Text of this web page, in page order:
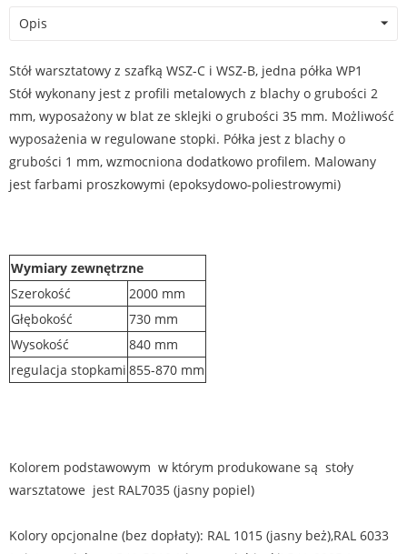
Opis
Stół warsztatowy z szafką WSZ-C i WSZ-B, jedna półka WP1
Stół wykonany jest z profili metalowych z blachy o grubości 2
mm, wyposażony w blat ze sklejki o grubości 35 mm. Możliwość
wyposażenia w regulowane stopki. Półka jest z blachy o
grubości 1 mm, wzmocniona dodatkowo profilem. Malowany
jest farbami proszkowymi (epoksydowo-poliestrowymi)
Wymiary zewnętrzne
Szerokość
2000 mm
Głębokość
730 mm
Wysokość
840 mm
regulacja stopkami 855-870 mm
Kolorem podstawowym w którym produkowane są stoły
warsztatowe jest RAL7035 (jasny popiel)
Kolory opcjonalne (bez dopłaty): RAL 1015 (jasny beż),RAL 6033